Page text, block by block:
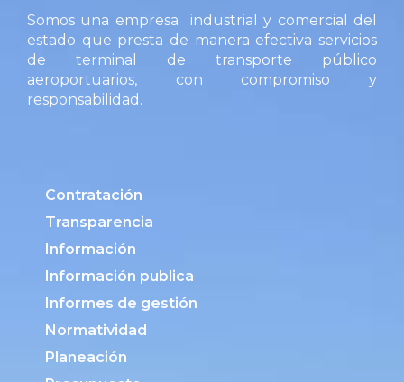
Somos una empresa industrial y comercial del
estado que presta de manera efectiva servicios
de terminal de transporte público
aeroportuarios, con compromiso y
responsabilidad.
Contratación
Transparencia
Información
Información publica
Informes de gestión
Normatividad
Planeación